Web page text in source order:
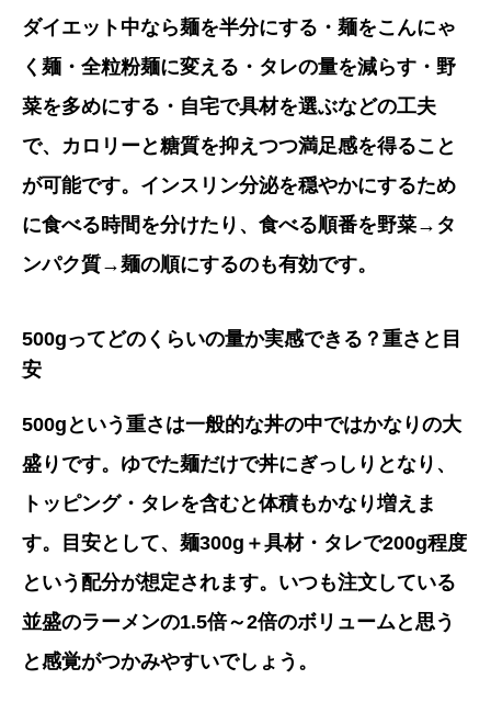
ダイエット中なら麺を半分にする・麺をこんにゃ
く麺・全粒粉麺に変える・タレの量を減らす・野
菜を多めにする・自宅で具材を選ぶなどの工夫
で、カロリーと糖質を抑えつつ満足感を得ること
が可能です。インスリン分泌を穏やかにするため
に食べる時間を分けたり、食べる順番を野菜→タ
ンパク質→麺の順にするのも有効です。
500gってどのくらいの量か実感できる？重さと目
安
500gという重さは一般的な丼の中ではかなりの大
盛りです。ゆでた麺だけで丼にぎっしりとなり、
トッピング・タレを含むと体積もかなり増えま
す。目安として、麺300g＋具材・タレで200g程度
という配分が想定されます。いつも注文している
並盛のラーメンの1.5倍～2倍のボリュームと思う
と感覚がつかみやすいでしょう。